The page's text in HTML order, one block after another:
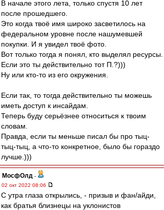
В начале этого лета, только спустя 10 лет
после прошедшего.
Это когда твоё имя широко засветилось на
федеральном уровне после нашумевшей
покупки. И я увидел твоё фото.
Вот только тогда я понял, кто выделял ресурсы.
Если это ты действительно тот П.?)))
Ну или кто-то из его окружения.
Если так, то тогда действительно ты можешь
иметь доступ к инсайдам.
Теперь буду серьёзнее относиться к твоим
словам.
Правда, если ты меньше писал бы про тыц-
тыц-тыц, а что-то конкретное, было бы гораздо
лучше.)))
МосфОлд -
02 окт 2022 08:06
С утра глаза открылись, - призыв и фан/айди,
как братья близнецы на уклонистов